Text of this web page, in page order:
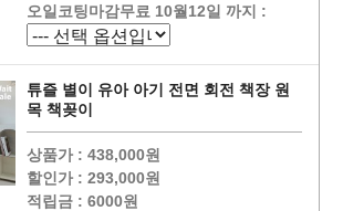
오일코팅마감무료 10월12일 까지 :
튜즐 별이 유아 아기 전면 회전 책장 원
목 책꽂이
상품가 : 438,000원
할인가 : 293,000원
적립금 : 6000원